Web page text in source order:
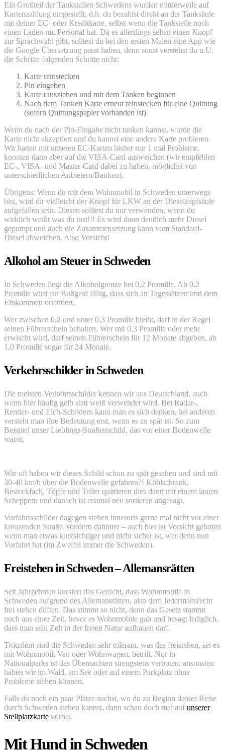
Ein Großteil der Tankstellen Schwedens wurden mittlerweile auf
Kartenzahlung umgestellt, d.h. du bezahlst direkt an der Tanksäule
mit deiner EC- oder Kreditkarte, selbst wenn die Tankstelle noch
einen Laden mit Personal hat. Da es allerdings selten einen Knopf
zur Sprachwahl gibt, solltest du bei den ersten Malen eine App wie
die Google Übersetzung parat haben, denn sonst verstehst du u.U.
die Schritte folgenden Schritte nicht:
Karte reinstecken
Pin eingeben
Karte rausziehen und mit dem Tanken beginnen
Nach dem Tanken Karte erneut reinstecken für eine Quittung
(sofern Quittungspapier vorhanden ist)
Wenn du nach der Pin-Eingabe nicht tanken kannst, wurde die
Karte nicht akzeptiert und du kannst eine andere Karte probieren.
Wir hatten mit unseren EC-Karten bisher nur 1 mal Probleme,
konnten dann aber auf die VISA-Card ausweichen (wir empfehlen
EC-, VISA- und Master-Card dabei zu haben, möglichst von
unterschiedlichen Anbietern/Banken).
Übrigens: Wenn du mit dem Wohnmobil in Schweden unterwegs
bist, wird dir vielleicht der Knopf für LKW an der Dieselzapfsäule
aufgefallen sein. Diesen solltest du nur verwenden, wenn du
wirklich weißt was du tust!!! Es wird dann deutlich mehr Diesel
gepumpt und auch die Zusammensetzung kann vom Standard-
Diesel abweichen. Also Vorsicht!
Alkohol am Steuer in Schweden
In Schweden liegt die Alkoholgrenze bei 0,2 Promille. Ab 0,2
Promille wird ein Bußgeld fällig, dass sich an Tagessätzen und dem
Einkommen orientiert.
Wer zwischen 0,2 und unter 0,3 Promille bleibt, darf in der Regel
seinen Führerschein behalten. Wer mit 0,3 Promille oder mehr
erwischt wird, darf seinen Führerschein für 12 Monate abgeben, ab
1,0 Promille sogar für 24 Monate.
Verkehrsschilder in Schweden
Die meisten Verkehrsschilder kennen wir aus Deutschland, auch
wenn hier häufig gelb statt weiß verwendet wird. Bei Radar-,
Rentier- und Elch-Schildern kann man es sich denken, bei anderen
versteht man ihre Bedeutung erst, wenn es zu spät ist. So zum
Beispiel unser Lieblings-Straßenschild, das vor einer Bodenwelle
warnt.
Wie oft haben wir dieses Schild schon zu spät gesehen und sind mit
30-40 km/h über die Bodenwelle gefahren?! Kühlschrank,
Besteckfach, Töpfe und Teller quittieren dies dann mit einem lauten
Scheppern und danach ist erstmal neu sortieren angesagt.
Vorfahrtsschilder dagegen stehen innerorts gerne mal nicht vor einer
kreuzenden Straße, sondern dahinter – auch hier ist Vorsicht geboten
wenn man etwas kurzsichtiger und nicht sicher ist, wer denn nun
Vorfahrt hat (im Zweifel immer die Schweden).
Freistehen in Schweden – Allemansrätten
Seit Jahrzehnten kursiert das Gerücht, dass Wohnmobile in
Schweden aufgrund des Allemansrätten, also dem Jedermansrecht
frei stehen düften. Das stimmt so nicht, denn das Gesetz stammt
noch aus einer Zeit, bevor es Wohnmobile gab und besagt lediglich,
dass man sein Zelt in der freien Natur aufbauen darf.
Trotzdem sind die Schweden sehr tolerant, was das freistehen, sei es
mit Wohnmobil, Van oder Wohnwagen, betrift. Nur in
Nationalparks ist das Übernachten strengstens verboten, ansonsten
haben wir im Wald, am See oder auf einem Parkplatz ohne
Probleme stehen können.
Falls du noch ein paar Plätze suchst, wo du zu Beginn deiner Reise
durch Schweden stehen kannst, dann schau doch mal aufunserer
Stellplatzkarte vorbei.
Mit Hund in Schweden